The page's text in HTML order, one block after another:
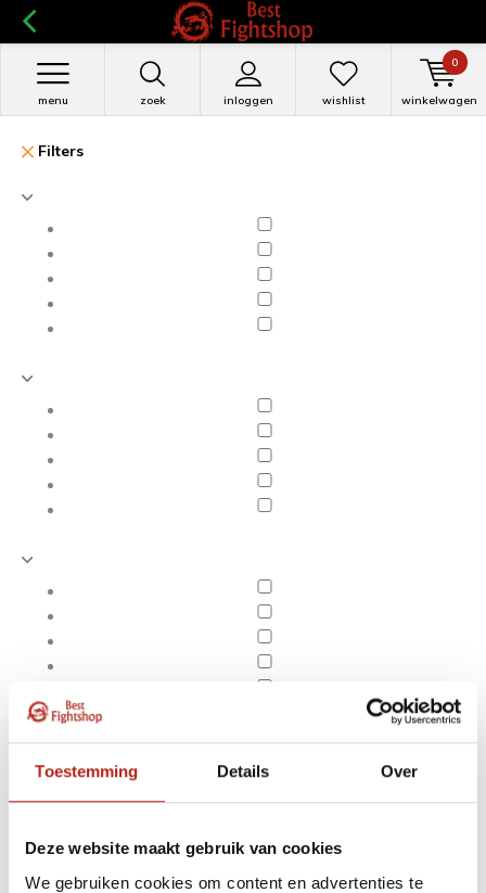
Toestemming Details Over
Deze website maakt gebruik van cookies
We gebruiken cookies om content en advertenties te
zoek inloggen
menu wishlist winkelwagen
0
Filters